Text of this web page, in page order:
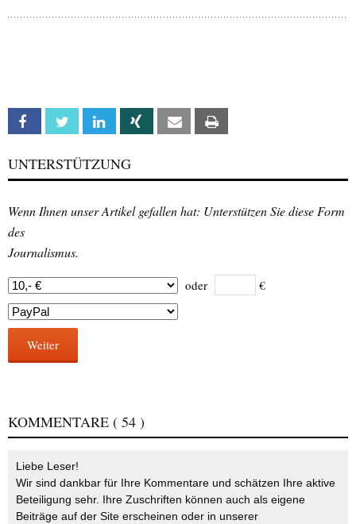
Facebook Twitter Linkedin Xing Email
UNTERSTÜTZUNG
Wenn Ihnen unser Artikel gefallen hat: Unterstützen Sie diese Form
des
Journalismus.
oder €
Weiter
KOMMENTARE ( 54 )
Liebe Leser!
Wir sind dankbar für Ihre Kommentare und schätzen Ihre aktive
Beteiligung sehr. Ihre Zuschriften können auch als eigene
Beiträge auf der Site erscheinen oder in unserer